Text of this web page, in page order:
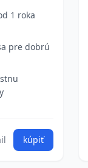
1 roka
pre dobrú
kúpiť